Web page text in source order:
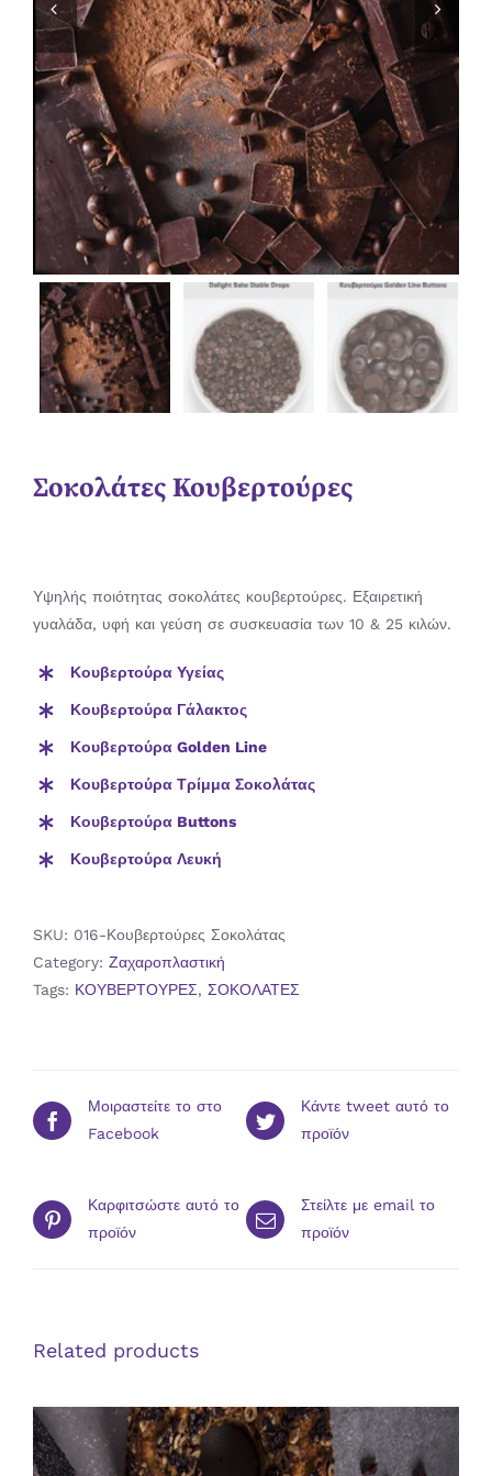
 
Σοκολάτες Κουβερτούρες
Υψηλής ποιότητας σοκολάτες κουβερτούρες. Εξαιρετική
γυαλάδα, υφή και γεύση σε συσκευασία των 10 & 25 κιλών.
Κουβερτούρα Υγείας
Κουβερτούρα Γάλακτος
Κουβερτούρα Golden Line
Κουβερτούρα Τρίμμα Σοκολάτας
Κουβερτούρα Buttons
Κουβερτούρα Λευκή
SKU: 016-Κουβερτούρες Σοκολάτας
Category: Ζαχαροπλαστική
Tags: ΚΟΥΒΕΡΤΟΥΡΕΣ, ΣΟΚΟΛΑΤΕΣ
Μοιραστείτε το στο
Facebook
Κάντε tweet αυτό το
προϊόν
Καρφιτσώστε αυτό το
προϊόν
Στείλτε με email το
προϊόν
Related products